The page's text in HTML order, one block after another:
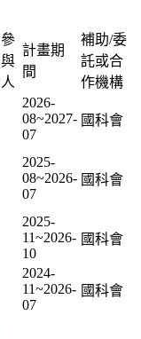
參
與
人
計畫期
間
補助/委
託或合
作機構
2026-
08~2027-
07
國科會
2025-
08~2026-
07
國科會
2025-
11~2026-
10
國科會
2024-
11~2026-
07
國科會